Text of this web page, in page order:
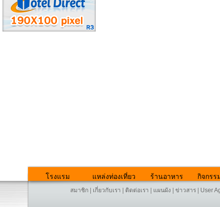
โรงแรม แหล่งท่องเที่ยว ร้านอาหาร กิจกรร
สมาชิก เกี่ยวกับเรา ติดต่อเรา แผนผัง ข่าวสาร User